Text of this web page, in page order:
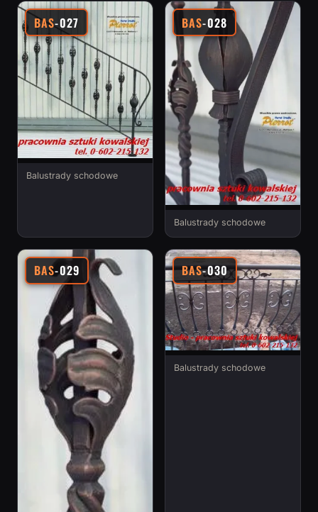
BAS-027
Balustrady schodowe
BAS-028
Balustrady schodowe
BAS-029 BAS-030
Balustrady schodowe